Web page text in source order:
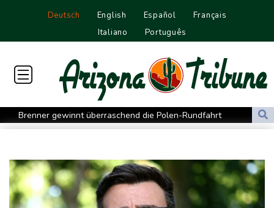
Deutsch English Español
Français
Italiano
Português
Brenner gewinnt überraschend die Polen-Rundfahrt
Papst fordert humanitäre Korridore im Sudan
Überragender Zoma schießt Nürnberg zum Auftaktsieg
St. Pauli verpasst Auftaktsieg bei Rapp-Debüt
Flugstreichungen und Evakuierungen: Taifun "Dolphin" in